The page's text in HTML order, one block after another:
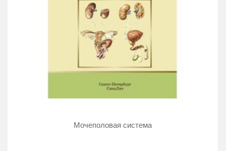
Мочеполовая система